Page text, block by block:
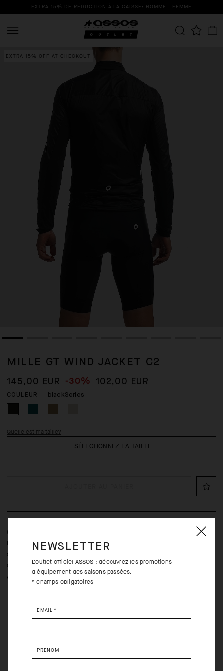
EXTRA 15% DE RÉDUCTION À LA CAISSE: HOMME | FEMME
EXTRA 15% OFF AT CHECKOUT
MILLE GT WIND JACKET C2
145,00 EUR -30% 102,00 EUR
COULEUR blackSeries
SÉLECTIONNEZ LA TAILLE
Quelle est ma taille?
Cette veste reste peu encombrante pour que vous puissiez
l’emporter partout avec vous. Elle présente la particularité d’être «
anti-bruit » et peut être portée de multiples façons tout au long
de l’année.
Apprendre encore plus
NEWSLETTER
L'outlet officiel ASSOS : découvrez les promotions
d'équipement des saisons passées.
* champs obligatoires
EMAIL *
PRÉNOM